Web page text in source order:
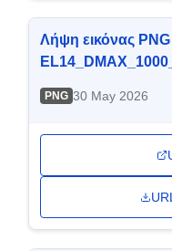
Λήψη εικόνας PNG
PNG 30 May 2026